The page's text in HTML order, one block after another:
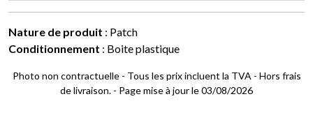
Nature de produit : Patch
Conditionnement : Boite plastique
Photo non contractuelle - Tous les prix incluent la TVA - Hors frais
de livraison. - Page mise à jour le 03/08/2026